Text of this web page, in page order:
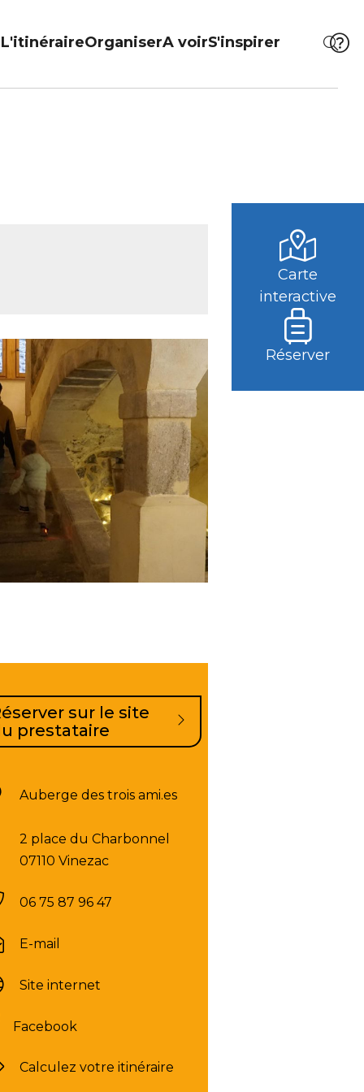
Carte
interactive
Réserver
L'itinéraireOrganiserA voirS'inspirer
sur le site
prestataire
Auberge des trois ami.es
2 place du Charbonnel
07110 Vinezac
06 75 87 96 47
E-mail
Site internet
Facebook
Calculez votre itinéraire